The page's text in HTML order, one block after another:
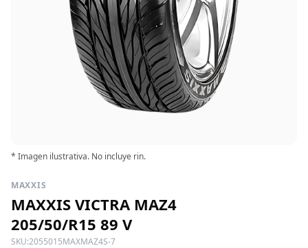
* Imagen ilustrativa. No incluye rin.
MAXXIS
MAXXIS VICTRA MAZ4
205/50/R15 89 V
SKU:2055015MAXMAZ4S-7